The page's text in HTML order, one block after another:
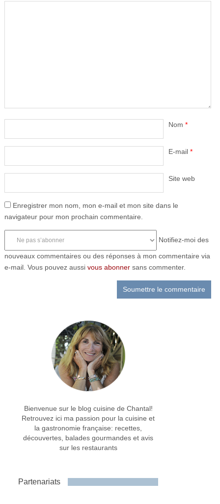
Nom *
E-mail *
Site web
Enregistrer mon nom, mon e-mail et mon site dans le
navigateur pour mon prochain commentaire.
Notifiez-moi des
nouveaux commentaires ou des réponses à mon commentaire via
e-mail. Vous pouvez aussi vous abonnersans commenter.
Bienvenue sur le blog cuisine de Chantal!
Retrouvez ici ma passion pour la cuisine et
la gastronomie française: recettes,
découvertes, balades gourmandes et avis
sur les restaurants
Partenariats